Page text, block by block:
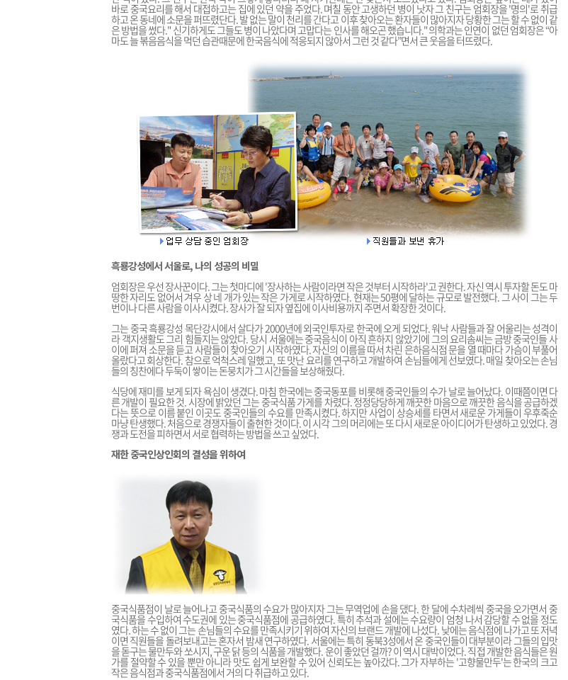
바로 중국요리를 해서 대접하고는 집에 있던 약을 주었다. 며칠 동안 고생하던 병이 낫자 그 친구는 엄회장을 '명의'로 취급
하고 온 동네에 소문을 퍼뜨렸단다. 발 없는 말이 천리를 간다고 이후 찾아오는 환자들이 많아지자 당황한 그는 할 수 없이 같
은 방법을 썼다." 신기하게도 그들도 병이 나았다며 고맙다는 인사를 해오곤 했습니다." 의학과는 인연이 없던 엄회장은 “아
마도 늘 볶음음식을 먹던 습관때문에 한국음식에 적응되지 않아서 그런 것 같다”면서 큰 웃음을 터뜨렸다.
흑룡강성에서 서울로, 나의 성공의 비밀
엄회장은 우선 장사꾼이다. 그는 첫마디에 '장사하는 사람이라면 작은 것부터 시작하라'고 권한다. 자신 역시 투자할 돈도 마
땅한 자리도 없어서 겨우 상 네 개가 있는 작은 가게로 시작하였다. 현재는 50평에 달하는 규모로 발전했다. 그 사이 그는 두
번이나 다른 사람을 이사시켰다. 장사가 잘 되자 옆집에 이사비용까지 주면서 확장한 것이다.
그는 중국 흑룡강성 목단강시에서 살다가 2000년에 외국인투자로 한국에 오게 되었다. 워낙 사람들과 잘 어울리는 성격이
라 객지생활도 그리 힘들지는 않았다. 당시 서울에는 중국음식이 아직 흔하지 않았기에 그의 요리솜씨는 금방 중국인들 사
이에 퍼져 소문을 듣고 사람들이 찾아오기 시작하였다. 자신의 이름을 따서 차린 은하음식점 문을 열 때마다 가슴이 부풀어
올랐다고 회상한다. 참으로 억척스레 일했고, 또 맛난 요리를 연구하고 개발하여 손님들에게 선보였다. 매일 찾아오는 손님
들의 칭찬에다 두둑이 쌓이는 돈뭉치가 그 시간들을 보상해줬다.
식당에 재미를 보게 되자 욕심이 생겼다. 마침 한국에는 중국동포를 비롯해 중국인들의 수가 날로 늘어났다. 이때쯤이면 다
른 개발이 필요한 것. 시장에 밝았던 그는 중국식품 가게를 차렸다. 정정당당하게 깨끗한 마음으로 깨끗한 음식을 공급하겠
다는 뜻으로 이름 붙인 이곳도 중국인들의 수요를 만족시켰다. 하지만 사업이 상승세를 타면서 새로운 가게들이 우후죽순
마냥 탄생했다. 처음으로 경쟁자들이 출현한 것이다. 이 시각 그의 머리에는 또 다시 새로운 아이디어가 탄생하고 있었다. 경
쟁과 도전을 피하면서 서로 협력하는 방법을 쓰고 싶었다.
재한 중국인상인회의 결성을 위하여
중국식품점이 날로 늘어나고 중국식품의 수요가 많아지자 그는 무역업에 손을 댔다. 한 달에 수차례씩 중국을 오가면서 중
국식품을 수입하여 수도권에 있는 중국식품점에 공급하였다. 특히 추석과 설에는 수요량이 엄청 나서 감당할 수 없을 정도
였다. 하는 수 없이 그는 손님들의 수요를 만족시키기 위하여 자신의 브랜드 개발에 나섰다. 낮에는 음식점에 나가고 또 저녁
이면 직원들을 돌려보내고는 혼자서 밤새 연구하였다. 서울에는 특히 동북3성에서 온 중국인들이 대부분이라 그들의 입맛
을 돋구는 물만두와 쏘시지, 구운 닭 등의 식품을 개발했다. 운이 좋았던 걸까? 이 역시 대박이었다. 직접 개발한 음식들은 원
가를 절약할 수 있을 뿐만 아니라 맛도 쉽게 보완할 수 있어 신뢰도는 높아갔다. 그가 자부하는 '고향물만두'는 한국의 크고
작은 음식점과 중국식품점에서 거의 다 취급하고 있다.